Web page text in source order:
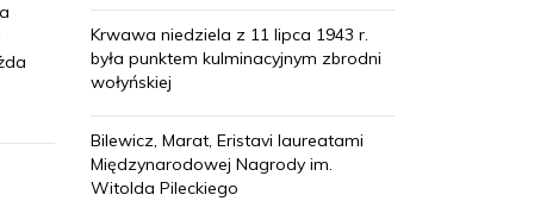
Krwawa niedziela z 11 lipca 1943 r.
była punktem kulminacyjnym zbrodni
wołyńskiej
Bilewicz, Marat, Eristavi laureatami
Międzynarodowej Nagrody im.
Witolda Pileckiego